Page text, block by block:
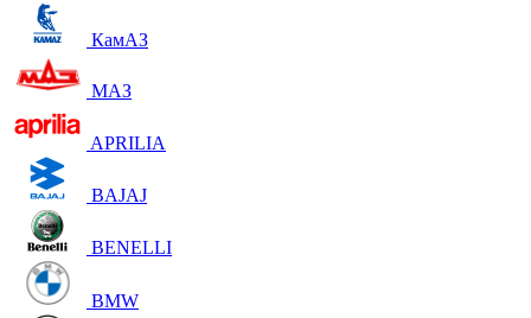
КамАЗ
МАЗ
APRILIA
BAJAJ
BENELLI
BMW